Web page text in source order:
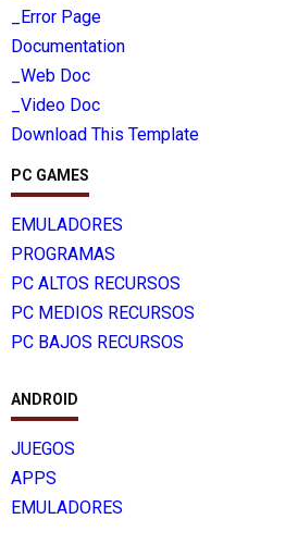
_Error Page
Documentation
_Web Doc
_Video Doc
Download This Template
PC GAMES
EMULADORES
PROGRAMAS
PC ALTOS RECURSOS
PC MEDIOS RECURSOS
PC BAJOS RECURSOS
ANDROID
JUEGOS
APPS
EMULADORES